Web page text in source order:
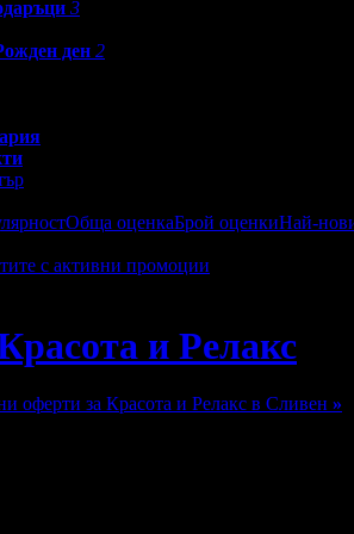
3
ден 2
Обща оценкаБрой оценкиНай-
с активни промоции
и Релакс
оферти за Красота и Релакс в Сливен »